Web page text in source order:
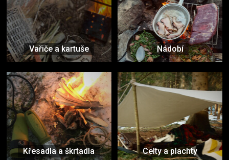
Vařiče a kartuše Nádobí
Křesadla a škrtadla Celty a plachty